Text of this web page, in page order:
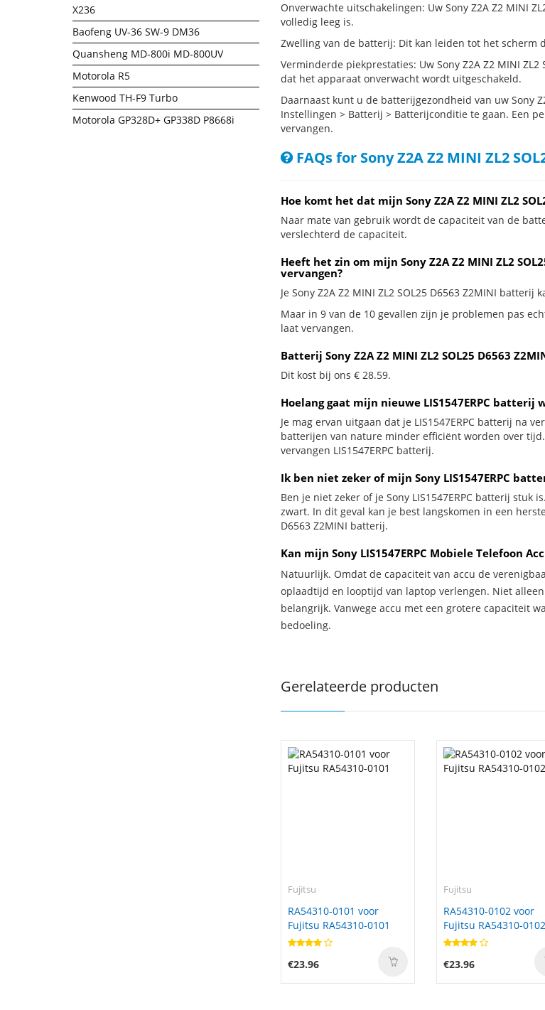
X236
Baofeng UV-36 SW-9 DM36
Quansheng MD-800i MD-800UV
Motorola R5
Kenwood TH-F9 Turbo
Motorola GP328D+ GP338D P8668i
Onverwachte uitschakelingen: Uw Sony Z2A Z2 MINI
volledig leeg is.
Zwelling van de batterij: Dit kan leiden tot het scherm
Verminderde piekprestaties: Uw Sony Z2A Z2 MINI
dat het apparaat onverwacht wordt uitgeschakeld.
Daarnaast kunt u de batterijgezondheid van uw Sony
Instellingen > Batterij > Batterijconditie te gaan. Een
vervangen.
FAQs for Sony Z2A Z2 MINI ZL2
Hoe komt het dat mijn Sony Z2A Z2 MINI ZL2
Naar mate van gebruik wordt de capaciteit van de
verslechterd de capaciteit.
Heeft het zin om mijn Sony Z2A Z2 MINI ZL2
vervangen?
Je Sony Z2A Z2 MINI ZL2 SOL25 D6563 Z2MINI
Maar in 9 van de 10 gevallen zijn je problemen pas
laat vervangen.
Batterij Sony Z2A Z2 MINI ZL2 SOL25 D6563
Dit kost bij ons € 28.59.
Hoelang gaat mijn nieuwe LIS1547ERPC batterij
Je mag ervan uitgaan dat je LIS1547ERPC batterij na
batterijen van nature minder efficiënt worden over
vervangen LIS1547ERPC batterij.
Ik ben niet zeker of mijn Sony LIS1547ERPC
Ben je niet zeker of je Sony LIS1547ERPC batterij
zwart. In dit geval kan je best langskomen in een
D6563 Z2MINI batterij.
Kan mijn Sony LIS1547ERPC Mobiele Telefoon
Natuurlijk. Omdat de capaciteit van accu de
oplaadtijd en looptijd van laptop verlengen. Niet
belangrijk. Vanwege accu met een grotere capaciteit
bedoeling.
Gerelateerde producten
Fujitsu
RA54310-0101 voor
Fujitsu RA54310-0101
€23.96
Fujitsu
RA54310-0102 voor
Fujitsu RA54310-0102
€23.96